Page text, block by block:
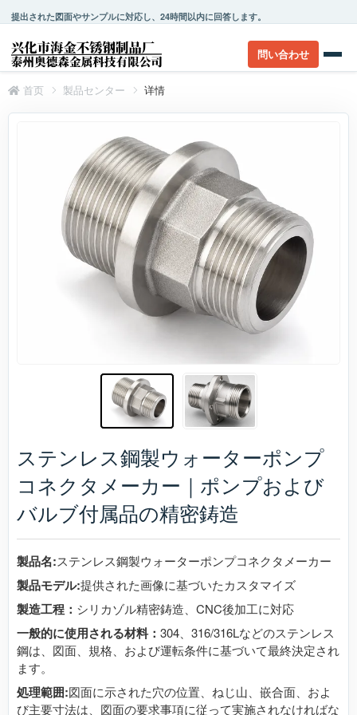
提出された図面やサンプルに対応し、24時間以内に回答します。
問い合わせ
首页 製品センター 详情
ステンレス鋼製ウォーターポンプ
コネクタメーカー｜ポンプおよび
バルブ付属品の精密鋳造
製品名:ステンレス鋼製ウォーターポンプコネクタメーカー
製品モデル:提供された画像に基づいたカスタマイズ
製造工程： シリカゾル精密鋳造、CNC後加工に対応
一般的に使用される材料： 304、316/316Lなどのステンレス
鋼は、図面、規格、および運転条件に基づいて最終決定され
ます。
処理範囲:図面に示された穴の位置、ねじ山、嵌合面、およ
び主要寸法は、図面の要求事項に従って実施されなければな